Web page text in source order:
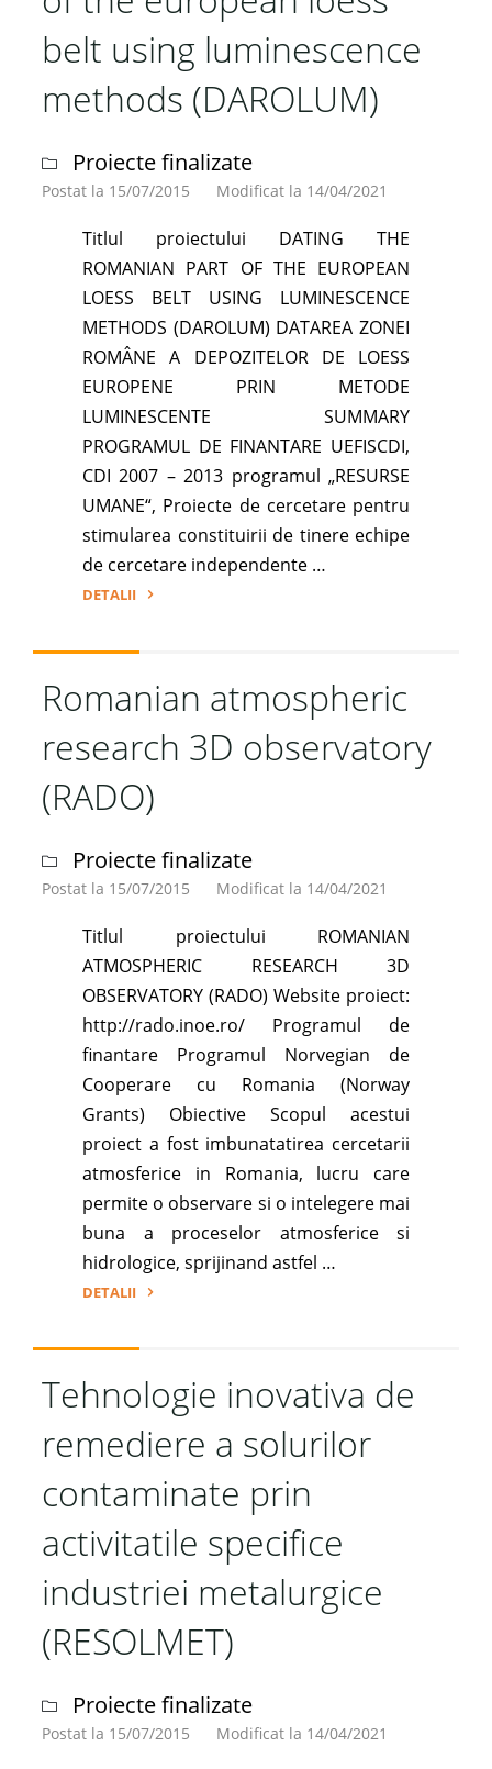
starea
de
Retea
observatie
la
Europei
(SINPHONIE)"
belt using luminescence
methods (DAROLUM)
Proiecte finalizate
Postat la 15/07/2015 Modificat la 14/04/2021
Titlul proiectului DATING THE
ROMANIAN PART OF THE EUROPEAN
LOESS BELT USING LUMINESCENCE
METHODS (DAROLUM) DATAREA ZONEI
ROMÂNE A DEPOZITELOR DE LOESS
EUROPENE PRIN METODE
LUMINESCENTE SUMMARY
PROGRAMUL DE FINANTARE UEFISCDI,
CDI 2007 – 2013 programul „RESURSE
UMANE“, Proiecte de cercetare pentru
stimularea constituirii de tinere echipe
de cercetare independente …
DETALII
the
part
the
european
belt
using
methods
(DAROLUM)"
Romanian atmospheric
research 3D observatory
(RADO)
Proiecte finalizate
Postat la 15/07/2015 Modificat la 14/04/2021
Titlul proiectului ROMANIAN
ATMOSPHERIC RESEARCH 3D
OBSERVATORY (RADO) Website proiect:
http://rado.inoe.ro/ Programul de
finantare Programul Norvegian de
Cooperare cu Romania (Norway
Grants) Obiective Scopul acestui
proiect a fost imbunatatirea cercetarii
atmosferice in Romania, lucru care
permite o observare si o intelegere mai
buna a proceselor atmosferice si
hidrologice, sprijinand astfel …
DETALII
atmospheric
3D
observatory
(RADO)"
Tehnologie inovativa de
remediere a solurilor
contaminate prin
activitatile specifice
industriei metalurgice
(RESOLMET)
Proiecte finalizate
Postat la 15/07/2015 Modificat la 14/04/2021